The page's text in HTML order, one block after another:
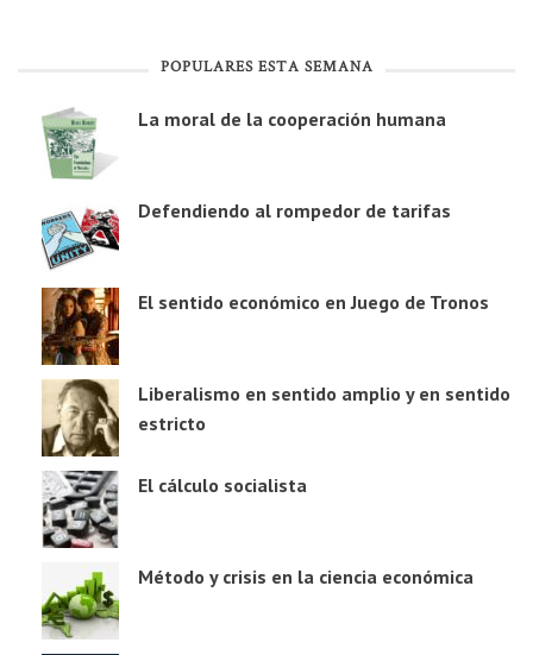
POPULARES ESTA SEMANA
La moral de la cooperación humana
Defendiendo al rompedor de tarifas
El sentido económico en Juego de Tronos
Liberalismo en sentido amplio y en sentido
estricto
El cálculo socialista
Método y crisis en la ciencia económica